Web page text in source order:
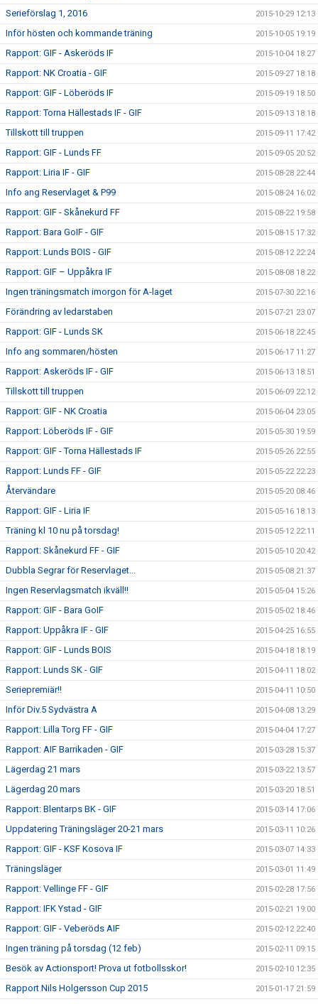
Serieförslag 1, 2016 2015-10-29 12:13
Inför hösten och kommande träning 2015-10-05 19:19
Rapport: GIF - Askeröds IF 2015-10-04 18:27
Rapport: NK Croatia - GIF 2015-09-27 18:18
Rapport: GIF - Löberöds IF 2015-09-19 18:50
Rapport: Torna Hällestads IF - GIF 2015-09-13 18:18
Tillskott till truppen 2015-09-11 17:42
Rapport: GIF - Lunds FF 2015-09-05 20:52
Rapport: Liria IF - GIF 2015-08-28 22:44
Info ang Reservlaget & P99 2015-08-24 16:02
Rapport: GIF - Skånekurd FF 2015-08-22 19:58
Rapport: Bara GoIF - GIF 2015-08-15 17:32
Rapport: Lunds BOIS - GIF 2015-08-12 22:24
Rapport: GIF – Uppåkra IF 2015-08-08 18:22
Ingen träningsmatch imorgon för A-laget 2015-07-30 22:16
Förändring av ledarstaben 2015-07-21 23:07
Rapport: GIF - Lunds SK 2015-06-18 22:45
Info ang sommaren/hösten 2015-06-17 11:27
Rapport: Askeröds IF - GIF 2015-06-13 18:51
Tillskott till truppen 2015-06-09 22:12
Rapport: GIF - NK Croatia 2015-06-04 23:05
Rapport: Löberöds IF - GIF 2015-05-30 19:59
Rapport: GIF - Torna Hällestads IF 2015-05-26 22:55
Rapport: Lunds FF - GIF 2015-05-22 22:23
Återvändare 2015-05-20 08:46
Rapport: GIF - Liria IF 2015-05-16 18:13
Träning kl 10 nu på torsdag! 2015-05-12 22:11
Rapport: Skånekurd FF - GIF 2015-05-10 20:42
Dubbla Segrar för Reservlaget... 2015-05-08 21:37
Ingen Reservlagsmatch ikväll!! 2015-05-04 15:26
Rapport: GIF - Bara GoIF 2015-05-02 18:46
Rapport: Uppåkra IF - GIF 2015-04-25 16:55
Rapport: GIF - Lunds BOIS 2015-04-18 18:19
Rapport: Lunds SK - GIF 2015-04-11 18:02
Seriepremiär!! 2015-04-11 10:50
Inför Div.5 Sydvästra A 2015-04-08 13:29
Rapport: Lilla Torg FF - GIF 2015-04-04 17:27
Rapport: AIF Barrikaden - GIF 2015-03-28 15:37
Lägerdag 21 mars 2015-03-22 13:57
Lägerdag 20 mars 2015-03-20 18:51
Rapport: Blentarps BK - GIF 2015-03-14 17:06
Uppdatering Träningsläger 20-21 mars 2015-03-11 10:26
Rapport: GIF - KSF Kosova IF 2015-03-07 14:33
Träningsläger 2015-03-01 11:49
Rapport: Vellinge FF - GIF 2015-02-28 17:56
Rapport: IFK Ystad - GIF 2015-02-21 19:00
Rapport: GIF - Veberöds AIF 2015-02-12 22:40
Ingen träning på torsdag (12 feb) 2015-02-11 09:15
Besök av Actionsport! Prova ut fotbollsskor! 2015-02-10 12:35
Rapport Nils Holgersson Cup 2015 2015-01-17 21:59